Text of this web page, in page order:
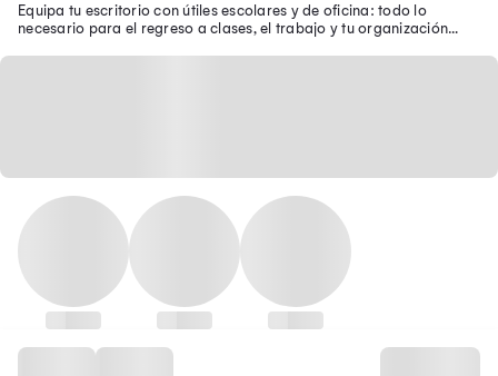
Equipa tu escritorio con útiles escolares y de oficina: todo lo
necesario para el regreso a clases, el trabajo y tu organización